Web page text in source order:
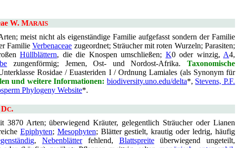
W. MARAIS
meist nicht als eigenständige Familie aufgefasst sondern der Familie
FamilieVerbenaceae zugeordnet; Sträucher mit roten Wurzeln; Parasiten;
Hüllblättern, die die Knospen umschließen; K0 oder winzig, A4,
zungenförmig; Jemen, Ost- und Nordost-Afrika. Taxonomische
Rosidae / Euasteriden I / Ordnung Lamiales (als Synonym für
und weitere Informationen: biodiversity.uno.edu/delta*, Stevens, P.F.
Phylogeny Website*.
C.
3870 Arten; überwiegend Kräuter, gelegentlich Sträucher oder Lianen
Epiphyten; Mesophyten; Blätter gestielt, krautig oder ledrig, häufig
,Nebenblätterfehlend, Blattspreiteüberwiegend ungeteilt,